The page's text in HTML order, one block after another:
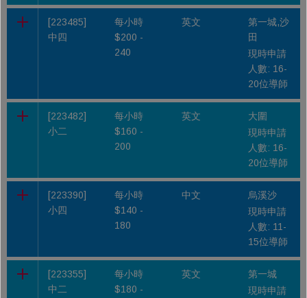
[223485]
中四
每小時
$200 -
240
英文
第一城,沙
田
現時申請
人數: 16-
20位導師
[223482]
小二
每小時
$160 -
200
英文
大圍
現時申請
人數: 16-
20位導師
[223390]
小四
每小時
$140 -
180
中文
烏溪沙
現時申請
人數: 11-
15位導師
[223355]
中二
每小時
$180 -
英文
第一城
現時申請